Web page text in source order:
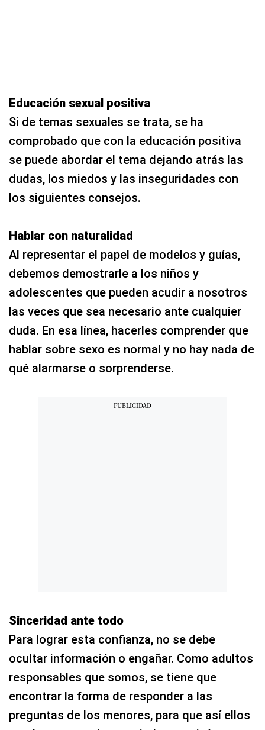
Educación sexual positiva
Si de temas sexuales se trata, se ha
comprobado que con la educación positiva
se puede abordar el tema dejando atrás las
dudas, los miedos y las inseguridades con
los siguientes consejos.
Hablar con naturalidad
Al representar el papel de modelos y guías,
debemos demostrarle a los niños y
adolescentes que pueden acudir a nosotros
las veces que sea necesario ante cualquier
duda. En esa línea, hacerles comprender que
hablar sobre sexo es normal y no hay nada de
qué alarmarse o sorprenderse.
Sinceridad ante todo
Para lograr esta confianza, no se debe
ocultar información o engañar. Como adultos
responsables que somos, se tiene que
encontrar la forma de responder a las
preguntas de los menores, para que así ellos